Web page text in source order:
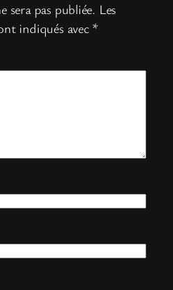
sera pas publiée. Les
indiqués avec *